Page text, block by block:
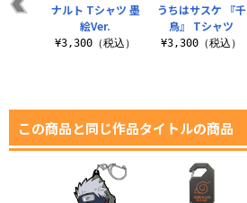
うちはサスケ 『千
鳥』 Tシャツ
¥3,300（税込）
ツ
ナルト Tシャツ 墨
絵Ver.
¥3,300（税込）
この商品と同じ作品タイトルの商品